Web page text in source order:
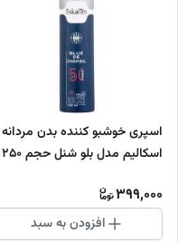
اسپری خوشبو کننده بدن مردانه
اسکالیم مدل بلو شنل حجم 250
399,000
افزودن به سبد